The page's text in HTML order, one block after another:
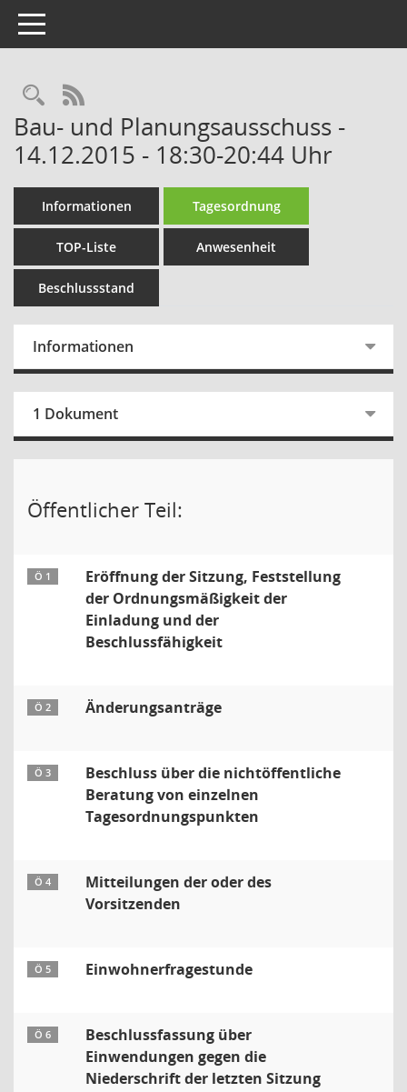
Toggle navigation
Rechercheauswahl
RSS-Feed
Bau- und Planungsausschuss -
14.12.2015 - 18:30-20:44 Uhr
Informationen Tagesordnung
TOP-Liste Anwesenheit
Beschlussstand
Informationen
1 Dokument
Öffentlicher Teil:
Ö 1
Eröffnung der Sitzung, Feststellung
der Ordnungsmäßigkeit der
Einladung und der
Beschlussfähigkeit
Ö 2 Änderungsanträge
Ö 3
Beschluss über die nichtöffentliche
Beratung von einzelnen
Tagesordnungspunkten
Ö 4
Mitteilungen der oder des
Vorsitzenden
Ö 5 Einwohnerfragestunde
Ö 6
Beschlussfassung über
Einwendungen gegen die
Niederschrift der letzten Sitzung